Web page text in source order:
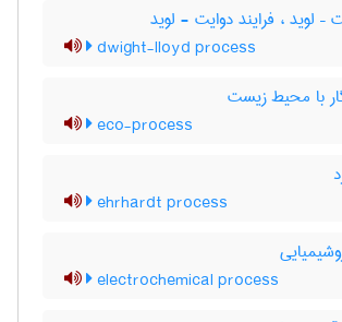
– لوید ، فرایند دوایت - لوید
dwight-lloyd process
با محیط زیست
eco-process
ehrhardt process
electrochemical process